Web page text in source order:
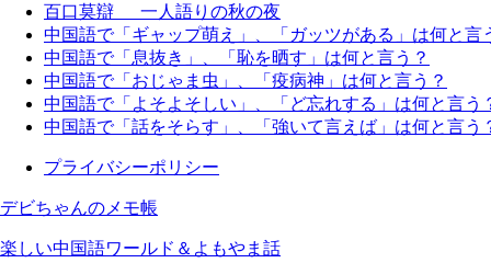
百口莫辯 一人語りの秋の夜
中国語で「ギャップ萌え」、「ガッツがある」は何と言
中国語で「息抜き」、「恥を晒す」は何と言う？
中国語で「おじゃま虫」、「疫病神」は何と言う？
中国語で「よそよそしい」、「ど忘れする」は何と言う
中国語で「話をそらす」、「強いて言えば」は何と言う
プライバシーポリシー
デビちゃんのメモ帳
楽しい中国語ワールド＆よもやま話